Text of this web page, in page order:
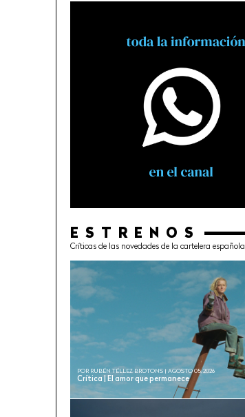
ESTRENOS
Críticas de las novedades de la cartelera española
Crítica | El amor que permanece
POR RUBÉN TÉLLEZ BROTONS | AGOSTO 05, 2026